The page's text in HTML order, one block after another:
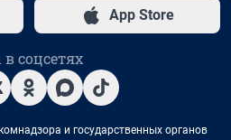
App Store
соцсетях
и государственных органов